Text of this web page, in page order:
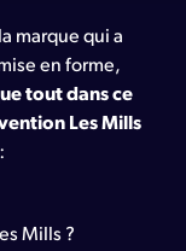
marque qui a
en forme,
tout dans ce
Les Mills
:
Mills ?